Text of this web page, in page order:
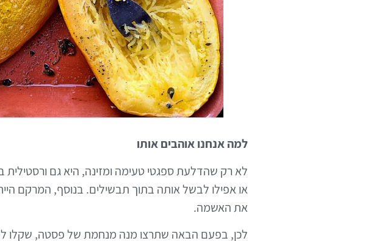
למה אנחנו אוהבים אותו
לא רק שהדלעת ספגטי טעימה ומזינה, היא גם
או אפילו לבשל אותה בתוך תבשילים. בנוסף, המרקם
את האשמה.
לכן, בפעם הבאה שתרצו מנה מנחמת של פסטה, שקלו